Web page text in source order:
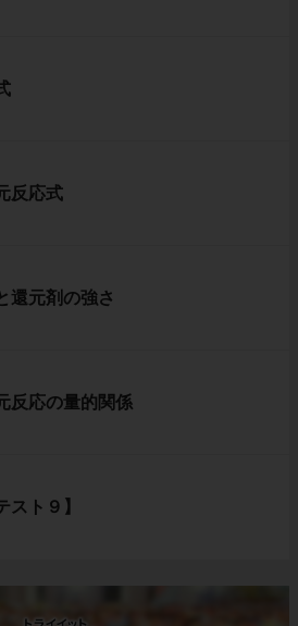
反応式
還元剤の強さ
反応の量的関係
スト９】